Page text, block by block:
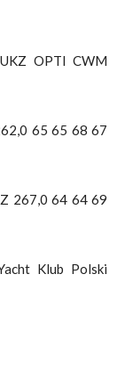
OPTI CWM
65 65 68 67
267,0 64 64 69
Klub Polski